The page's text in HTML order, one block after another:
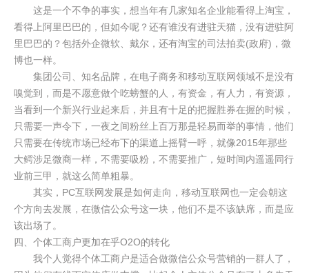
这是一个不争的事实，想当年有几家知名企业能看得上淘宝，
看得上阿里巴巴的，但如今呢？还有谁没有进驻天猫，没有进驻阿
里巴巴的？包括外企微软、戴尔，还有淘宝的司法拍卖(政府)，微
博也一样。
集团公司、知名品牌，在电子商务和移动互联网领域不是没有
嗅觉到，而是不愿意做个吃螃蟹的人，有资金，有人力，有资源，
当看到一个新兴行业起来后，并且有十足的把握胜券在握的时候，
只需要一声令下，一夜之间粉丝上百万那是轻易而举的事情，他们
只需要在传统市场已经布下的渠道上摇臂一呼，就像2015年那些
大鳄涉足微商一样，不需要吸粉，不需要推广，短时间内遥遥同行
业前三甲，就这么简单粗暴。
其实，PC互联网发展是如何走向，移动互联网也一定会朝这
个方向去发展，在微信公众号这一块，他们不是不该缺席，而是应
该出场了。
四、个体工商户更加在乎O2O的转化
我个人觉得个体工商户是适合做微信公众号营销的一群人了，